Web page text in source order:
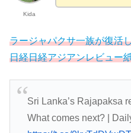
Kida
ラージャパクサ一族が復活
日経日経アジアンレビュー
Sri Lanka’s Rajapaksa
What comes next? |